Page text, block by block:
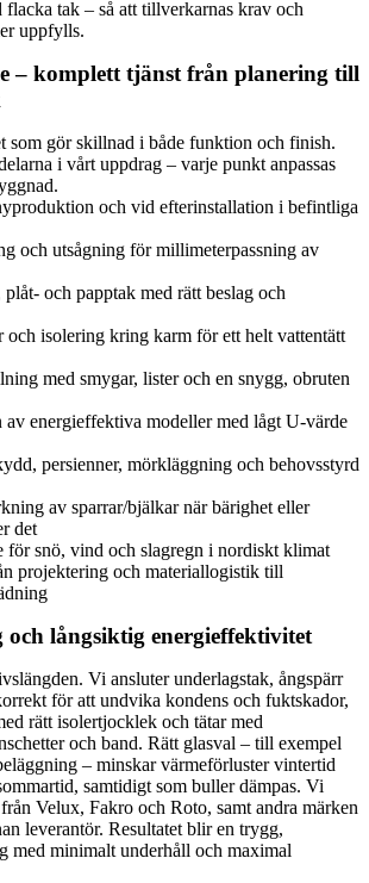
tak – så att tillverkarnas krav och
uppfylls.
– komplett tjänst från planering till
som gör skillnad i både funktion och finish.
i vårt uppdrag – varje punkt anpassas
och vid efterinstallation i befintliga
och utsågning för millimeterpassning av
och papptak med rätt beslag och
och isolering kring karm för ett helt vattentätt
med smygar, lister och en snygg, obruten
energieffektiva modeller med lågt U‑värde
persienner, mörkläggning och behovsstyrd
av sparrar/bjälkar när bärighet eller
det
för snö, vind och slagregn i nordiskt klimat
projektering och materiallogistik till
och långsiktig energieffektivitet
Vi ansluter underlagstak, ångspärr
för att undvika kondens och fuktskador,
rätt isolertjocklek och tätar med
och band. Rätt glasval – till exempel
– minskar värmeförluster vintertid
samtidigt som buller dämpas. Vi
Velux, Fakro och Roto, samt andra märken
leverantör. Resultatet blir en trygg,
med minimalt underhåll och maximal